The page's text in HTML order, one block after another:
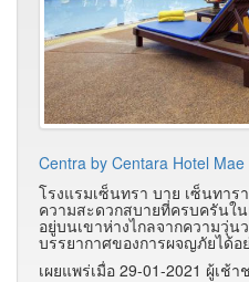
Centra by Centara Hotel Mae
โรงแรมเซ็นทรา บาย เซ็นทา
ความสะดวกสบายที่ครบครันใ
อยู่บนเขาห่างไกลจากความวุ่
บรรยากาศของการผจญภัยได้อ
เผยแพร่เมื่อ 29-01-2021 ผู้เช้า